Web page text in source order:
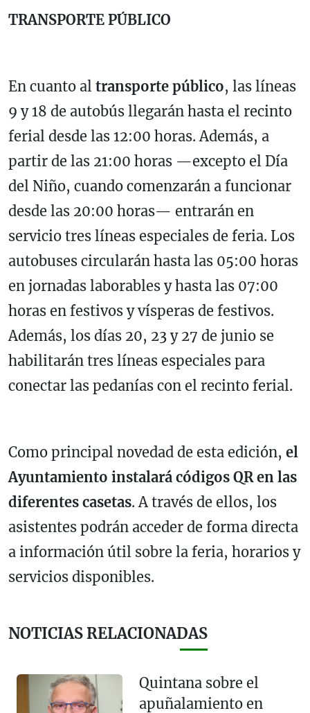
TRANSPORTE PÚBLICO
En cuanto al transporte público, las líneas
9 y 18 de autobús llegarán hasta el recinto
ferial desde las 12:00 horas. Además, a
partir de las 21:00 horas —excepto el Día
del Niño, cuando comenzarán a funcionar
desde las 20:00 horas— entrarán en
servicio tres líneas especiales de feria. Los
autobuses circularán hasta las 05:00 horas
en jornadas laborables y hasta las 07:00
horas en festivos y vísperas de festivos.
Además, los días 20, 23 y 27 de junio se
habilitarán tres líneas especiales para
conectar las pedanías con el recinto ferial.
Como principal novedad de esta edición, el
Ayuntamiento instalará códigos QR en las
diferentes casetas. A través de ellos, los
asistentes podrán acceder de forma directa
a información útil sobre la feria, horarios y
servicios disponibles.
NOTICIAS RELACIONADAS
Quintana sobre el
apuñalamiento en